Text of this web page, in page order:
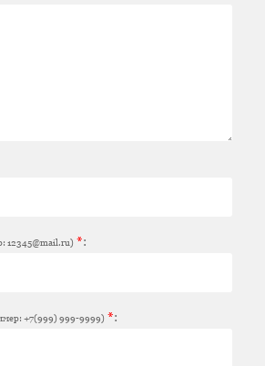
12345@mail.ru) *:
+7(999) 999-9999) *: